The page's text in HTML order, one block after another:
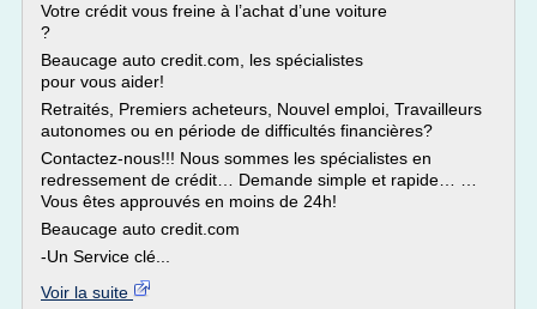
Votre crédit vous freine à l’achat d’une voiture
?
Beaucage auto credit.com, les spécialistes
pour vous aider!
Retraités, Premiers acheteurs, Nouvel emploi, Travailleurs
autonomes ou en période de difficultés financières?
Contactez-nous!!! Nous sommes les spécialistes en
redressement de crédit… Demande simple et rapide… …
Vous êtes approuvés en moins de 24h!
Beaucage auto credit.com
-Un Service clé...
Voir la suite